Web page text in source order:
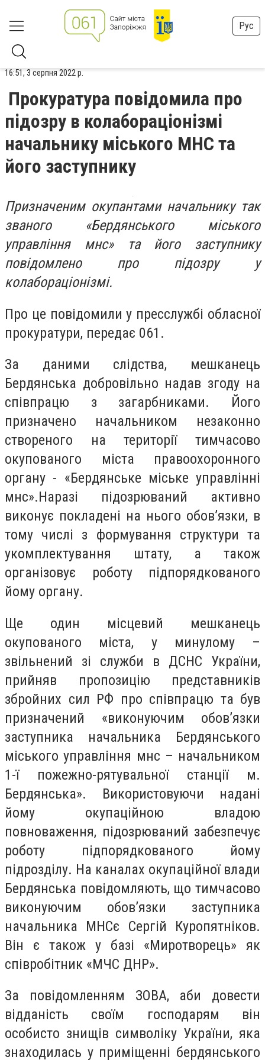
Рус
16:51, 3 серпня 2022 р.
Прокуратура повідомила про
підозру в колабораціонізмі
начальнику міського МНС та
його заступнику
Призначеним окупантами начальнику так
званого «Бердянського міського
управління мнс» та його заступнику
повідомлено про підозру у
колабораціонізмі.
Про це повідомили у пресслужбі обласної
прокуратури, передає 061.
За даними слідства, мешканець
Бердянська добровільно надав згоду на
співпрацю з загарбниками. Його
призначено начальником незаконно
створеного на території тимчасово
окупованого міста правоохоронного
органу - «Бердянське міське управлінні
мнс».Наразі підозрюваний активно
виконує покладені на нього обов’язки, в
тому числі з формування структури та
укомплектування штату, а також
організовує роботу підпорядкованого
йому органу.
Ще один місцевий мешканець
окупованого міста, у минулому –
звільнений зі служби в ДСНС України,
прийняв пропозицію представників
збройних сил РФ про співпрацю та був
призначений «виконуючим обов’язки
заступника начальника Бердянського
міського управління мнс – начальником
1-ї пожежно-рятувальної станції м.
Бердянська». Використовуючи надані
йому окупаційною владою
повноваження, підозрюваний забезпечує
роботу підпорядкованого йому
підрозділу. На каналах окупаційної влади
Бердянська повідомляють, що тимчасово
виконуючим обов’язки заступника
начальника МНСє Сергій Куропятніков.
Він є також у базі «Миротворець» як
співробітник «МЧС ДНР».
За повідомленням ЗОВА, аби довести
відданість своїм господарям він
особисто знищів символіку України, яка
знаходилась у приміщенні бердянського